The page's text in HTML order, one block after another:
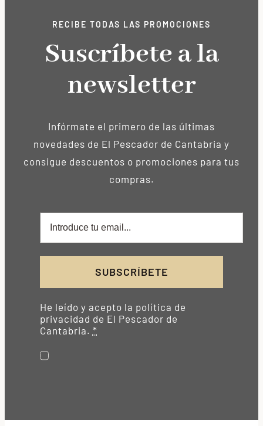
RECIBE TODAS LAS PROMOCIONES
Suscríbete a la
newsletter
Infórmate el primero de las últimas
novedades de El Pescador de Cantabria y
consigue descuentos o promociones para tus
compras.
SUBSCRÍBETE
He leído y acepto la política de
privacidad de El Pescador de
Cantabria. *